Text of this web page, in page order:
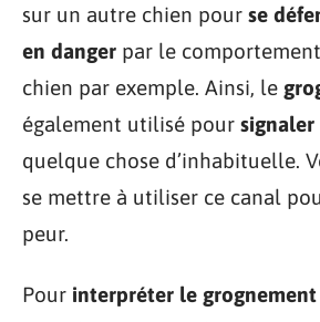
sur un autre chien pour se
en danger par le
chien par exemple. Ainsi, le
également utilisé pour signaler
quelque chose d’inhabituelle.
se mettre à utiliser ce canal
peur.
Pour interpréter le grognement